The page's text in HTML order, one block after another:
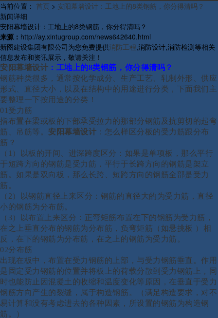
当前位置： 首页 > 安阳幕墙设计：工地上的8类钢筋，你分得清吗？
新闻详细
安阳幕墙设计：工地上的8类钢筋，你分得清吗？
来源： http://ay.xintugroup.com/news642640.html
新图建设集团有限公司为您免费提供消防工程,消防设计,消防检测等相关
信息发布和资讯展示，敬请关注！
安阳幕墙设计 ： 工地上的8类钢筋，你分得清吗？
钢筋种类很多，通常按化学成分、生产工艺、轧制外形、供应
形式、直径大小，以及在结构中的用途进行分类，下面我们主
要整理一下按用途的分类！
01受力筋
指布置在梁或板的下部承受拉力的那部分钢筋及抗剪切的起弯
筋、吊筋等。安阳幕墙设计 ： 怎么样区分板的受力筋跟分布
筋？
（ 1）以板的开间、进深跨度区分：如果是单项板，那么平行
于短跨方向的钢筋是受力筋，平行于长跨方向的钢筋是架立
筋。如果是双向板，那么长跨、短跨方向的钢筋全部是受力
筋。
（ 2）以钢筋直径上来区分：钢筋的直径大的为受力筋，直径
小的钢筋为分布筋。
（ 3）以布置上来区分：正弯矩筋布置在下的钢筋为受力筋，
在之上垂直分布的钢筋为分布筋，负弯矩筋（如悬挑板 ）相
反，在下的钢筋为分布筋，在之上的钢筋为受力筋。
02分布筋
出现在板中，布置在受力钢筋的上部，与受力钢筋垂直。作用
是固定受力钢筋的位置并将板上的荷载分散到受力钢筋上，同
时也能防止因混凝土的收缩和温度变化等原因，在垂直于受力
钢筋方向产生的裂缝，属于构造钢筋。（满足构造要求，对不
易计算和没有考虑进去的各种因素，所设置的钢筋为构造钢
筋。）